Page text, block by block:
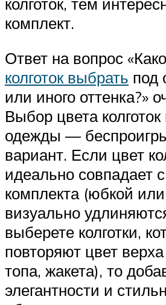
комплект.
Ответ на вопрос
колготок выбрать под
или иного оттенка?»
Выбор цвета
одежды —
вариант. Если цвет
идеально совпадает
комплекта (юбкой
визуально
выберете колготки,
повторяют цвет
топа, жакета), то
элегантности и